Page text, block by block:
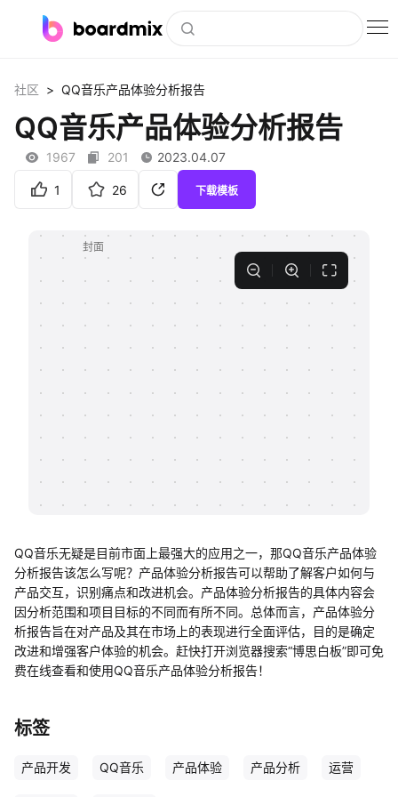
社区资源
下载
会员
客户案例
支持
知识分享社区
社区 > QQ音乐产品体验分析报告
QQ音乐产品体验分析报告
1967 201 2023.04.07
1 26 下载模板
QQ音乐无疑是目前市面上最强大的应用之一，那QQ音乐产品体验
分析报告该怎么写呢？产品体验分析报告可以帮助了解客户如何与
产品交互，识别痛点和改进机会。产品体验分析报告的具体内容会
因分析范围和项目目标的不同而有所不同。总体而言，产品体验分
析报告旨在对产品及其在市场上的表现进行全面评估，目的是确定
改进和增强客户体验的机会。赶快打开浏览器搜索“博思白板”即可免
费在线查看和使用QQ音乐产品体验分析报告！
标签
产品开发 QQ音乐 产品体验 产品分析 运营